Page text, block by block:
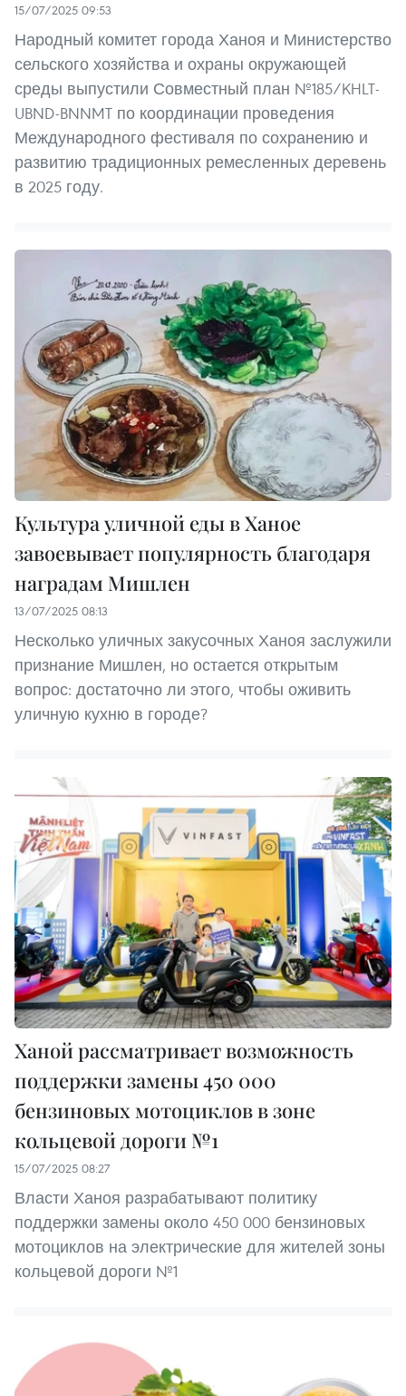
15/07/2025 09:53
Народный комитет города Ханоя и Министерство
сельского хозяйства и охраны окружающей
среды выпустили Совместный план №185/KHLT-
UBND-BNNMT по координации проведения
Международного фестиваля по сохранению и
развитию традиционных ремесленных деревень
в 2025 году.
Культура уличной еды в Ханое
завоевывает популярность благодаря
наградам Мишлен
13/07/2025 08:13
Несколько уличных закусочных Ханоя заслужили
признание Мишлен, но остается открытым
вопрос: достаточно ли этого, чтобы оживить
уличную кухню в городе?
Ханой рассматривает возможность
поддержки замены 450 000
бензиновых мотоциклов в зоне
кольцевой дороги №1
15/07/2025 08:27
Власти Ханоя разрабатывают политику
поддержки замены около 450 000 бензиновых
мотоциклов на электрические для жителей зоны
кольцевой дороги №1